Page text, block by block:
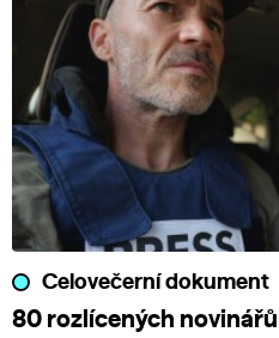
Celovečerní dokument
80 rozlícených novinářů